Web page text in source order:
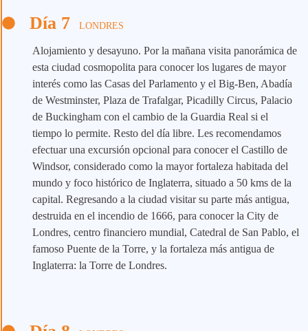
Día 7 LONDRES
Alojamiento y desayuno. Por la mañana visita panorámica de
esta ciudad cosmopolita para conocer los lugares de mayor
interés como las Casas del Parlamento y el Big-Ben, Abadía
de Westminster, Plaza de Trafalgar, Picadilly Circus, Palacio
de Buckingham con el cambio de la Guardia Real si el
tiempo lo permite. Resto del día libre. Les recomendamos
efectuar una excursión opcional para conocer el Castillo de
Windsor, considerado como la mayor fortaleza habitada del
mundo y foco histórico de Inglaterra, situado a 50 kms de la
capital. Regresando a la ciudad visitar su parte más antigua,
destruida en el incendio de 1666, para conocer la City de
Londres, centro financiero mundial, Catedral de San Pablo, el
famoso Puente de la Torre, y la fortaleza más antigua de
Inglaterra: la Torre de Londres.